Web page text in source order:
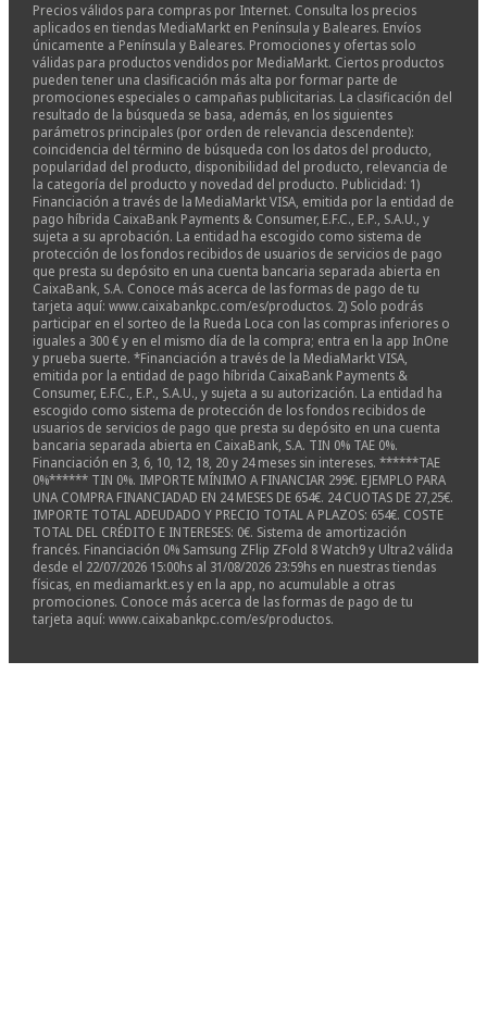
Precios válidos para compras por Internet. Consulta los precios
aplicados en tiendas MediaMarkt en Península y Baleares. Envíos
únicamente a Península y Baleares. Promociones y ofertas solo
válidas para productos vendidos por MediaMarkt. Ciertos productos
pueden tener una clasificación más alta por formar parte de
promociones especiales o campañas publicitarias. La clasificación del
resultado de la búsqueda se basa, además, en los siguientes
parámetros principales (por orden de relevancia descendente):
coincidencia del término de búsqueda con los datos del producto,
popularidad del producto, disponibilidad del producto, relevancia de
la categoría del producto y novedad del producto. Publicidad: 1)
Financiación a través de la MediaMarkt VISA, emitida por la entidad de
pago híbrida CaixaBank Payments & Consumer, E.F.C., E.P., S.A.U., y
sujeta a su aprobación. La entidad ha escogido como sistema de
protección de los fondos recibidos de usuarios de servicios de pago
que presta su depósito en una cuenta bancaria separada abierta en
CaixaBank, S.A. Conoce más acerca de las formas de pago de tu
tarjeta aquí: www.caixabankpc.com/es/productos. 2) Solo podrás
participar en el sorteo de la Rueda Loca con las compras inferiores o
iguales a 300 € y en el mismo día de la compra; entra en la app InOne
y prueba suerte. *Financiación a través de la MediaMarkt VISA,
emitida por la entidad de pago híbrida CaixaBank Payments &
Consumer, E.F.C., E.P., S.A.U., y sujeta a su autorización. La entidad ha
escogido como sistema de protección de los fondos recibidos de
usuarios de servicios de pago que presta su depósito en una cuenta
bancaria separada abierta en CaixaBank, S.A. TIN 0% TAE 0%.
Financiación en 3, 6, 10, 12, 18, 20 y 24 meses sin intereses. ******TAE
0%****** TIN 0%. IMPORTE MÍNIMO A FINANCIAR 299€. EJEMPLO PARA
UNA COMPRA FINANCIADAD EN 24 MESES DE 654€. 24 CUOTAS DE 27,25€.
IMPORTE TOTAL ADEUDADO Y PRECIO TOTAL A PLAZOS: 654€. COSTE
TOTAL DEL CRÉDITO E INTERESES: 0€. Sistema de amortización
francés. Financiación 0% Samsung ZFlip ZFold 8 Watch9 y Ultra2 válida
desde el 22/07/2026 15:00hs al 31/08/2026 23:59hs en nuestras tiendas
físicas, en mediamarkt.es y en la app, no acumulable a otras
promociones. Conoce más acerca de las formas de pago de tu
tarjeta aquí: www.caixabankpc.com/es/productos.